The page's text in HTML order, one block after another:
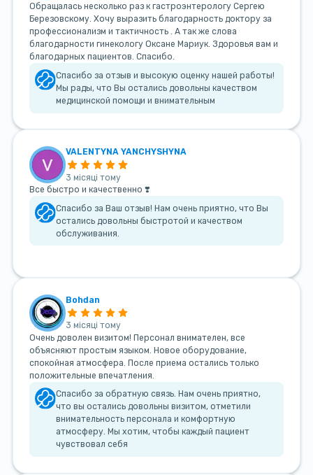
Обращалась несколько раз к гастроэнтерологу Сергею
Березовскому. Хочу выразить благодарность доктору за
профессионализм и тактичность . А так же слова
благодарности гинекологу Оксане Мариук. Здоровья вам и
благодарных пациентов. Спасибо.
Спасибо за отзыв и высокую оценку нашей работы!
Мы рады, что Вы остались довольны качеством
медицинской помощи и внимательным
VALENTYNA YANCHYSHYNA
3 місяці тому
Все быстро и качественно ❣️
Спасибо за Ваш отзыв! Нам очень приятно, что Вы
остались довольны быстротой и качеством
обслуживания.
Bohdan
3 місяці тому
Очень доволен визитом! Персонал внимателен, все
объясняют простым языком. Новое оборудование,
спокойная атмосфера. После приема остались только
положительные впечатления.
Спасибо за обратную связь. Нам очень приятно,
что вы остались довольны визитом, отметили
внимательность персонала и комфортную
атмосферу. Мы хотим, чтобы каждый пациент
чувствовал себя